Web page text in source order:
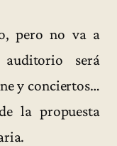
pero no va a
será
y conciertos…
la propuesta